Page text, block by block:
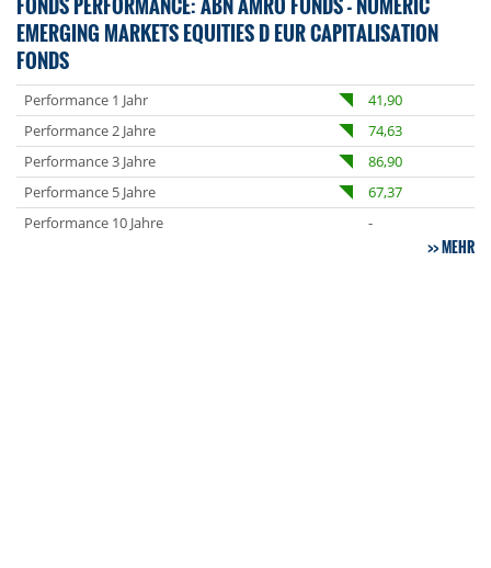
EMERGING MARKETS EQUITIES D EUR CAPITALISATION
FONDS
Performance 1 Jahr
41,90
Performance 2 Jahre
74,63
Performance 3 Jahre
86,90
Performance 5 Jahre
67,37
Performance 10 Jahre
-
MEHR